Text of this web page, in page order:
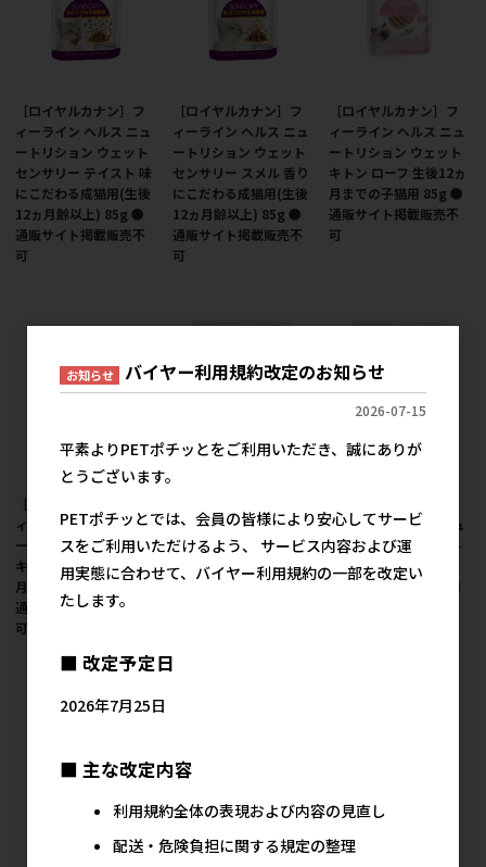
［ロイヤルカナン］フ
ィーライン ヘルス ニュ
ートリション ウェット
センサリー テイスト 味
にこだわる成猫用(生後
12ヵ月齢以上) 85g ●
通販サイト掲載販売不
可
［ロイヤルカナン］フ
ィーライン ヘルス ニュ
ートリション ウェット
センサリー スメル 香り
にこだわる成猫用(生後
12ヵ月齢以上) 85g ●
通販サイト掲載販売不
可
［ロイヤルカナン］フ
ィーライン ヘルス ニュ
ートリション ウェット
キトン ローフ 生後12ヵ
月までの子猫用 85g ●
通販サイト掲載販売不
可
［ロイヤルカナン］フ
ィーライン ヘルス ニュ
ートリション ウェット
キトン ゼリー 生後12ヵ
月までの子猫用 85g ●
通販サイト掲載販売不
可
ィーライン ヘルス ニュ
ートリション ウェット
インスティンクティブ
ゼリー 健康的な成猫用
ィーライン ヘルス ニュ
ートリション ウェット
インスティンクティブ
ローフ 健康的な成猫用
お知らせ バイヤー利用規約改定のお知らせ
2026-07-15
平素よりPETポチッとをご利用いただき、誠にありが
とうございます。
PETポチッとでは、会員の皆様により安心してサービ
スをご利用いただけるよう、 サービス内容および運
用実態に合わせて、バイヤー利用規約の一部を改定い
たします。
■ 改定予定日
2026年7月25日
■ 主な改定内容
利用規約全体の表現および内容の見直し
配送・危険負担に関する規定の整理